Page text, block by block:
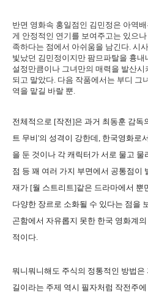
반면 영화속 홍일점인 김민정은 아역
게 안정적인 연기를 보여주고는 있으
족하다는 점에서 아쉬움을 남긴다. 시
빛났던 김민정이지만 팜므파탈을 흉
설정만큼이나 그녀만의 매력을 발산
되고 말았다. 다음 작품에서는 부디 그
역을 맡길 바랄 뿐.
전체적으로 [작전]은 과거 최동훈 감독
트 무비'의 성격이 강한데, 한국영화로
을 둔 것이나 각 캐릭터가 서로 물고
점 등 꽤 여러 가지 부면에서 공통점이
재가 [월 스트리트]같은 드라마에서 뿐
다양한 장르로 소화될 수 있다는 점을
곤함에서 자유롭지 못한 한국 영화계
적이다.
뭐니뭐니해도 주식의 정통적인 방법
길이라는 주제 역시 필자처럼 작전주